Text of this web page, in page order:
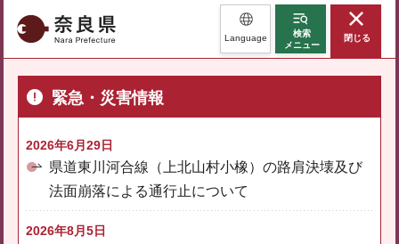
奈良県 Language
検索
メニュー
閉じる
緊急・災害情報
2026年6月29日
県道東川河合線（上北山村小橡）の路肩決壊及び
法面崩落による通行止について
2026年8月5日